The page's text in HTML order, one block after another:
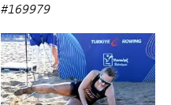
#169979